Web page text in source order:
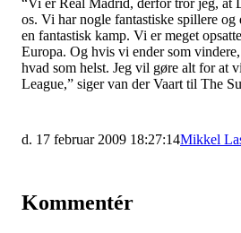
“Vi er Real Madrid, derfor tror jeg, at
os. Vi har nogle fantastiske spillere
en fantastisk kamp. Vi er meget
Europa. Og hvis vi ender som
hvad som helst. Jeg vil gøre alt for at
League,” siger van der Vaart til The
d. 17 februar 2009 18:27:14Mikkel
Kommentér